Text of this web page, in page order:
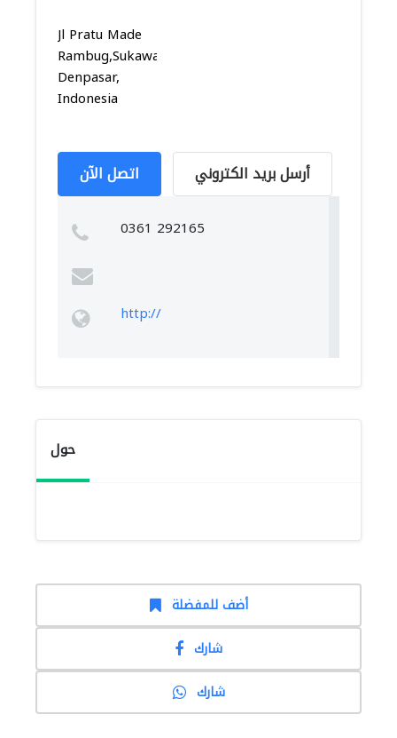
Jl Pratu Made
Rambug,Sukawati,
Denpasar,
Indonesia
اتصل الآن أرسل بريد الكتروني
0361 292165
http://
حول
أضف للمفضلة
شارك
شارك